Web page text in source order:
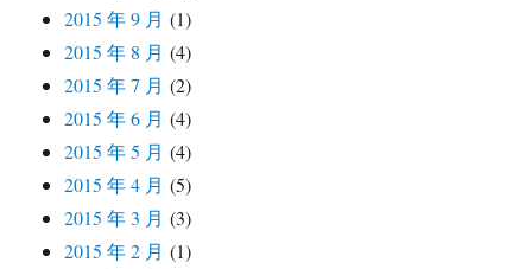
2015 年 9 月 (1)
2015 年 8 月 (4)
2015 年 7 月 (2)
2015 年 6 月 (4)
2015 年 5 月 (4)
2015 年 4 月 (5)
2015 年 3 月 (3)
2015 年 2 月 (1)